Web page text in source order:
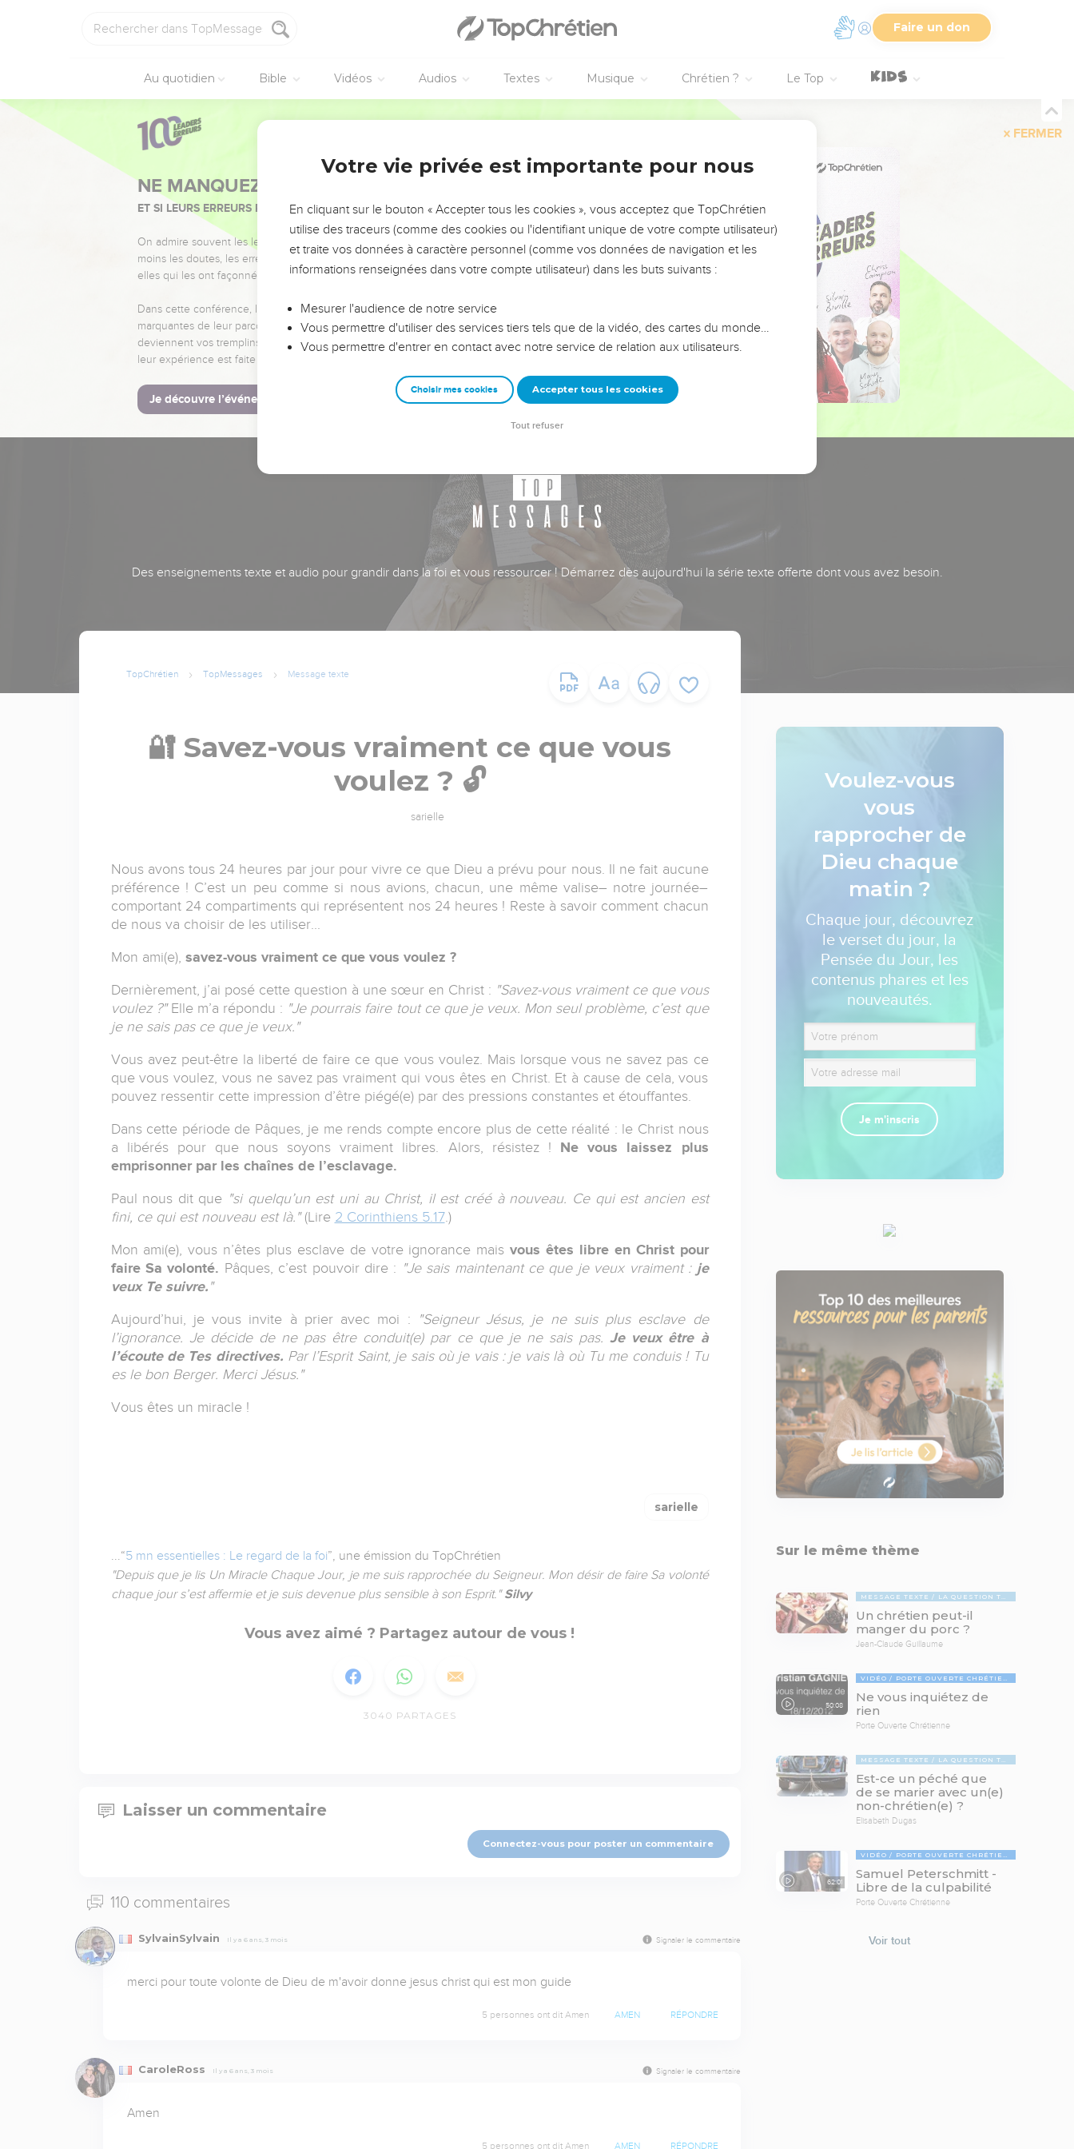
Faire un don
Au quotidien Bible Vidéos Audios Textes Musique Chrétien ? Le Top
FERMER
NE MANQUEZ PAS L’ÉVÉNEMENT DE L’ANNÉE !
ET SI LEURS ERREURS POUVAIENT VOUS ÉVITER LES VOTRES ?
On admire souvent les leaders pour leurs réussites, leur impact, leur foi ou leur vision. Mais on voit
moins les doutes, les erreurs et les saisons difficiles qu'ils ont traversés, alors même que ce sont
elles qui les ont façonnés.
Dans cette conférence, leaders, entrepreneurs, et responsables reviennent sur les erreurs
marquantes de leur parcours et les clés pour avancer avec plus de sagesse afin que leurs erreurs
deviennent vos tremplins. Que vous guidiez un ministère, une équipe, un groupe ou une famille,
leur expérience est faite pour vous.
Je découvre l’événement
Des enseignements texte et audio pour grandir dans la foi et vous ressourcer ! Démarrez dès aujourd'hui la série texte offerte dont vous avez besoin.
TopChrétien TopMessages Message texte
🔐 Savez-vous vraiment ce que vous
voulez ? 🔓
sarielle
Nous avons tous 24 heures par jour pour vivre ce que Dieu a prévu pour nous. Il ne fait aucune
préférence ! C’est un peu comme si nous avions, chacun, une même valise– notre journée–
comportant 24 compartiments qui représentent nos 24 heures ! Reste à savoir comment chacun
de nous va choisir de les utiliser...
Mon ami(e), savez-vous vraiment ce que vous voulez ?
Dernièrement, j’ai posé cette question à une sœur en Christ : "Savez-vous vraiment ce que vous
voulez ?"Elle m’a répondu : "Je pourrais faire tout ce que je veux. Mon seul problème, c’est que
je ne sais pas ce que je veux."
Vous avez peut-être la liberté de faire ce que vous voulez. Mais lorsque vous ne savez pas ce
que vous voulez, vous ne savez pas vraiment qui vous êtes en Christ. Et à cause de cela, vous
pouvez ressentir cette impression d’être piégé(e) par des pressions constantes et étouffantes.
Dans cette période de Pâques, je me rends compte encore plus de cette réalité : le Christ nous
a libérés pour que nous soyons vraiment libres. Alors, résistez ! Ne vous laissez plus
emprisonner par les chaînes de l’esclavage.
Paul nous dit que "si quelqu’un est uni au Christ, il est créé à nouveau. Ce qui est ancien est
fini, ce qui est nouveau est là." (Lire 2 Corinthiens 5.17.)
Mon ami(e), vous n’êtes plus esclave de votre ignorance maisvous êtes libre en Christ pour
faire Sa volonté. Pâques, c’est pouvoir dire : "Je sais maintenant ce que je veux vraiment : je
veux Te suivre. "
Aujourd’hui, je vous invite à prier avec moi :
"Seigneur Jésus, je ne suis plus esclave de
l’ignorance. Je décide de ne pas être conduit(e) par ce que je ne sais pas.Je veux être à
l’écoute de Tes directives. Par l’Esprit Saint, je sais où je vais : je vais là où Tu me conduis ! Tu
es le bon Berger. Merci Jésus."
Vous êtes un miracle !
sarielle
...“5 mn essentielles : Le regard de la foi”, une émission du TopChrétien
"Depuis que je lis Un Miracle Chaque Jour, je me suis rapprochée du Seigneur. Mon désir de faire Sa volonté
chaque jour s’est affermie et je suis devenue plus sensible à son Esprit."Silvy
Vous avez aimé ? Partagez autour de vous !
3040 PARTAGES
Laisser un commentaire
Connectez-vous pour poster un commentaire
110 commentaires
SylvainSylvain Il y a 6 ans, 3 mois Signaler le commentaire
merci pour toute volonte de Dieu de m'avoir donne jesus christ qui est mon guide
5 personnes ont dit Amen AMEN RÉPONDRE
CaroleRoss Il y a 6 ans, 3 mois Signaler le commentaire
Amen
5 personnes ont dit Amen AMEN RÉPONDRE
Voulez-vous
vous
rapprocher de
Dieu chaque
matin ?
Chaque jour, découvrez
le verset du jour, la
Pensée du Jour, les
contenus phares et les
nouveautés.
Je m'inscris
Sur le même thème
MESSAGE TEXTE LA QUESTION TABOUE
Un chrétien peut-il
manger du porc ?
Jean-Claude Guillaume
50:08
VIDÉO PORTE OUVERTE CHRÉTIENNE
Ne vous inquiétez de
rien
Porte Ouverte Chrétienne
MESSAGE TEXTE LA QUESTION TABOUE
Est-ce un péché que
de se marier avec un(e)
non-chrétien(e) ?
Elisabeth Dugas
62:01
VIDÉO PORTE OUVERTE CHRÉTIENNE
Samuel Peterschmitt -
Libre de la culpabilité
Porte Ouverte Chrétienne
Voir tout
Votre vie privée est importante pour nous
En cliquant sur le bouton « Accepter tous les cookies », vous acceptez que TopChrétien
utilise des traceurs (comme des cookies ou l'identifiant unique de votre compte utilisateur)
et traite vos données à caractère personnel (comme vos données de navigation et les
informations renseignées dans votre compte utilisateur) dans les buts suivants :
Mesurer l'audience de notre service
Vous permettre d'utiliser des services tiers tels que de la vidéo, des cartes du monde…
Vous permettre d'entrer en contact avec notre service de relation aux utilisateurs.
Choisir mes cookies Accepter tous les cookies
Tout refuser